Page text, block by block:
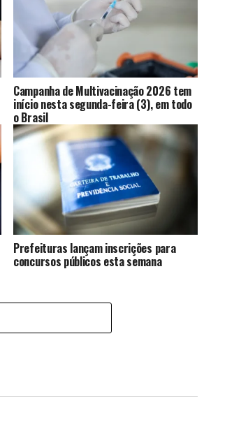
Campanha de Multivacinação 2026 tem
início nesta segunda-feira (3), em todo
o Brasil
Prefeituras lançam inscrições para
concursos públicos esta semana